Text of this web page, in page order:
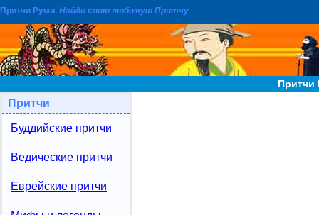
Притчи Руми. Найди свою любимую Притчу
Притчи
Притчи
Буддийские притчи
Ведические притчи
Еврейские притчи